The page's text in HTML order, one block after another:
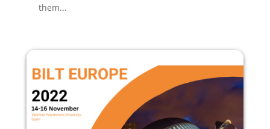
them...